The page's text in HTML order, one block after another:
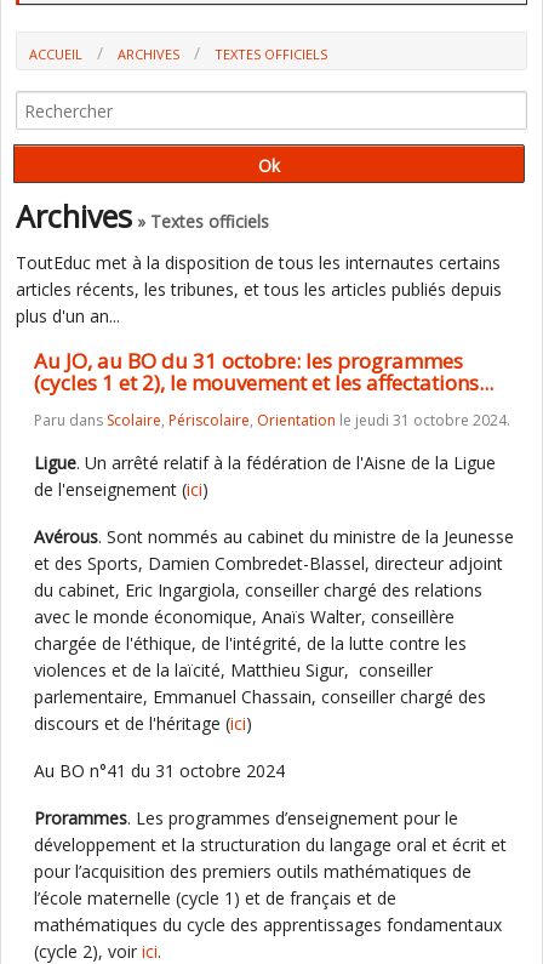
ACCUEIL ARCHIVES
TEXTES OFFICIELS
MOUVEMENT ET LES AFFECTATIONS...
Archives » Textes officiels
ToutEduc met à la disposition de tous les internautes certains
articles récents, les tribunes, et tous les articles publiés depuis
plus d'un an...
Au JO, au BO du 31 octobre: les programmes
(cycles 1 et 2), le mouvement et les affectations...
Paru dans Scolaire, Périscolaire, Orientation le jeudi 31 octobre 2024.
Ligue. Un arrêté relatif à la fédération de l'Aisne de la Ligue
de l'enseignement (ici)
Avérous. Sont nommés au cabinet du ministre de la Jeunesse
et des Sports, Damien Combredet-Blassel, directeur adjoint
du cabinet, Eric Ingargiola, conseiller chargé des relations
avec le monde économique, Anaïs Walter, conseillère
chargée de l'éthique, de l'intégrité, de la lutte contre les
violences et de la laïcité, Matthieu Sigur, conseiller
parlementaire, Emmanuel Chassain, conseiller chargé des
discours et de l'héritage (ici)
Au BO n°41 du 31 octobre 2024
Prorammes. Les programmes d’enseignement pour le
développement et la structuration du langage oral et écrit et
pour l’acquisition des premiers outils mathématiques de
l’école maternelle (cycle 1) et de français et de
mathématiques du cycle des apprentissages fondamentaux
(cycle 2), voir ici.